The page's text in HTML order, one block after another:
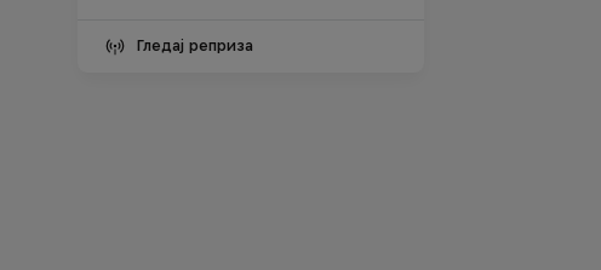
Гледај реприза